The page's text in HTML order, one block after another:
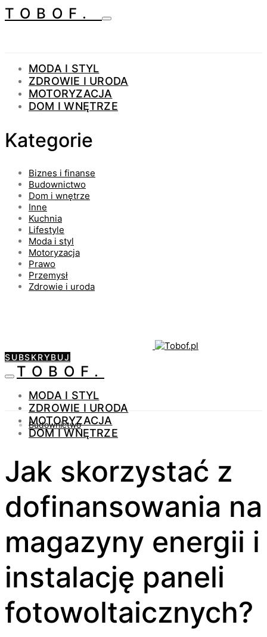
TOBOF.
MODA I STYL
ZDROWIE I URODA
MOTORYZACJA
DOM I WNĘTRZE
Kategorie
Biznes i finanse
Budownictwo
Dom i wnętrze
Inne
Kuchnia
Lifestyle
Moda i styl
Motoryzacja
Prawo
Przemysł
Zdrowie i uroda
SUBSKRYBUJ
TOBOF.
MODA I STYL
ZDROWIE I URODA
MOTORYZACJA
DOM I WNĘTRZE
Budownictwo
Jak skorzystać z
dofinansowania na
magazyny energii i
instalację paneli
fotowoltaicznych?